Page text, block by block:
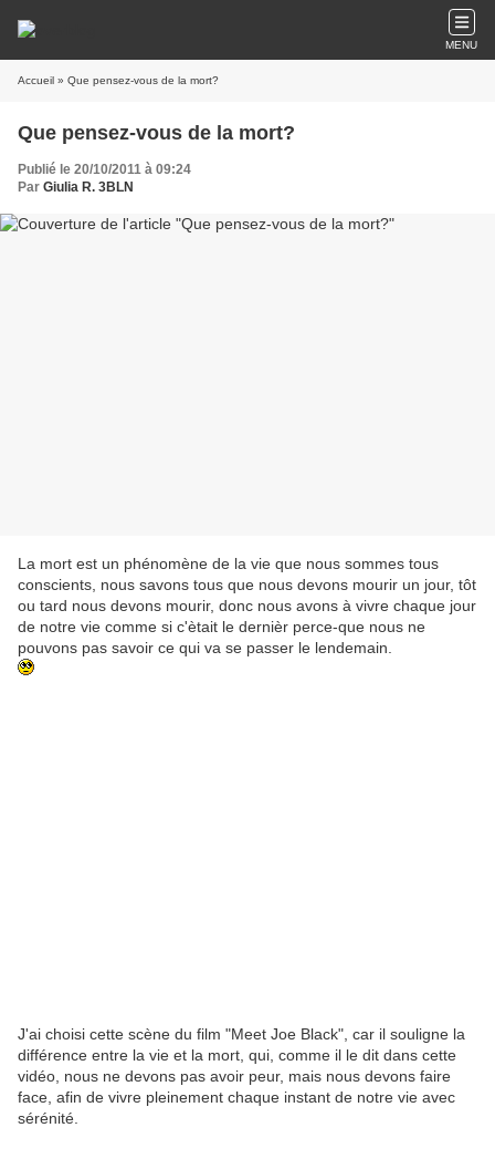
MENU
Accueil » Que pensez-vous de la mort?
Que pensez-vous de la mort?
Publié le 20/10/2011 à 09:24
Par Giulia R. 3BLN
La mort est un phénomène de la vie que nous sommes tous
conscients, nous savons tous que nous devons mourir un jour, tôt
ou tard nous devons mourir, donc nous avons à vivre chaque jour
de notre vie comme si c'ètait le dernièr perce-que nous ne
pouvons pas savoir ce qui va se passer le lendemain.
J'ai choisi cette scène du film "Meet Joe Black", car il souligne la
différence entre la vie et la mort, qui, comme il le dit dans cette
vidéo, nous ne devons pas avoir peur, mais nous devons faire
face, afin de vivre pleinement chaque instant de notre vie avec
sérénité.